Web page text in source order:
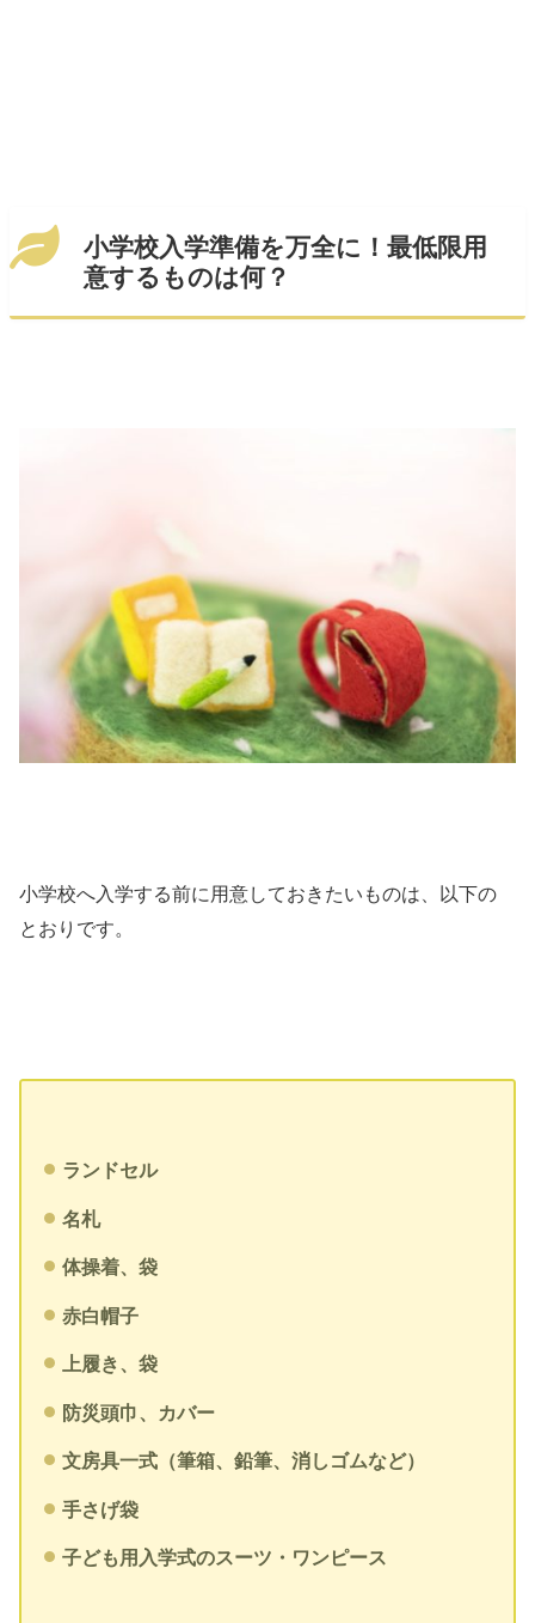
小学校入学準備を万全に！最低限用
意するものは何？
小学校へ入学する前に用意しておきたいものは、以下の
とおりです。
ランドセル
名札
体操着、袋
赤白帽子
上履き、袋
防災頭巾、カバー
文房具一式（筆箱、鉛筆、消しゴムなど）
手さげ袋
子ども用入学式のスーツ・ワンピース